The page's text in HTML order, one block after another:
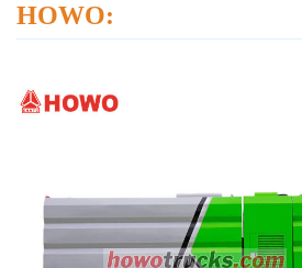
HOWO: